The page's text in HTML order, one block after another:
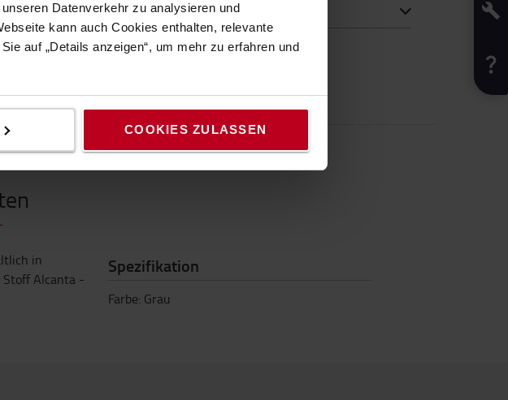
Datenverkehr zu analysieren und
kann auch Cookies enthalten, relevante
auf „Details anzeigen“, um mehr zu erfahren und
COOKIES ZULASSEN
Produktgarantie
in
Alcanta -
Spezifikation
Farbe: Grau